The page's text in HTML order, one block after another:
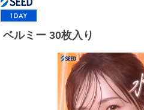
ベルミー 30枚入り